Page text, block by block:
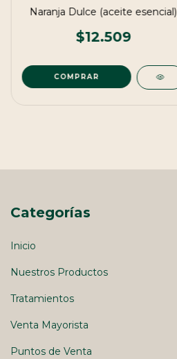
Naranja Dulce (aceite esencial)
$12.509
Categorías
Inicio
Nuestros Productos
Tratamientos
Venta Mayorista
Puntos de Venta